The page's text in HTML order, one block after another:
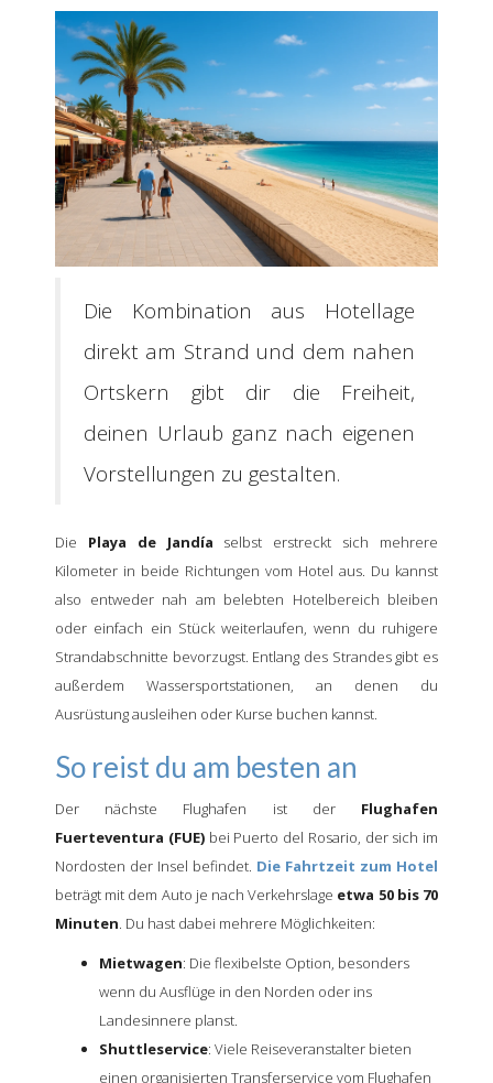
Die Kombination aus Hotellage
direkt am Strand und dem nahen
Ortskern gibt dir die Freiheit,
deinen Urlaub ganz nach eigenen
Vorstellungen zu gestalten.
Die Playa de Jandía selbst erstreckt sich mehrere
Kilometer in beide Richtungen vom Hotel aus. Du kannst
also entweder nah am belebten Hotelbereich bleiben
oder einfach ein Stück weiterlaufen, wenn du ruhigere
Strandabschnitte bevorzugst. Entlang des Strandes gibt es
außerdem Wassersportstationen, an denen du
Ausrüstung ausleihen oder Kurse buchen kannst.
So reist du am besten an
Der nächste Flughafen ist der Flughafen
Fuerteventura (FUE)bei Puerto del Rosario, der sich im
Nordosten der Insel befindet. Die Fahrtzeit zum Hotel
beträgt mit dem Auto je nach Verkehrslage etwa 50 bis 70
Minuten. Du hast dabei mehrere Möglichkeiten:
Mietwagen: Die flexibelste Option, besonders
wenn du Ausflüge in den Norden oder ins
Landesinnere planst.
Shuttleservice: Viele Reiseveranstalter bieten
einen organisierten Transferservice vom Flughafen